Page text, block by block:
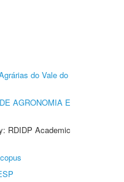
do Vale do
AGRONOMIA E
RDIDP Academic